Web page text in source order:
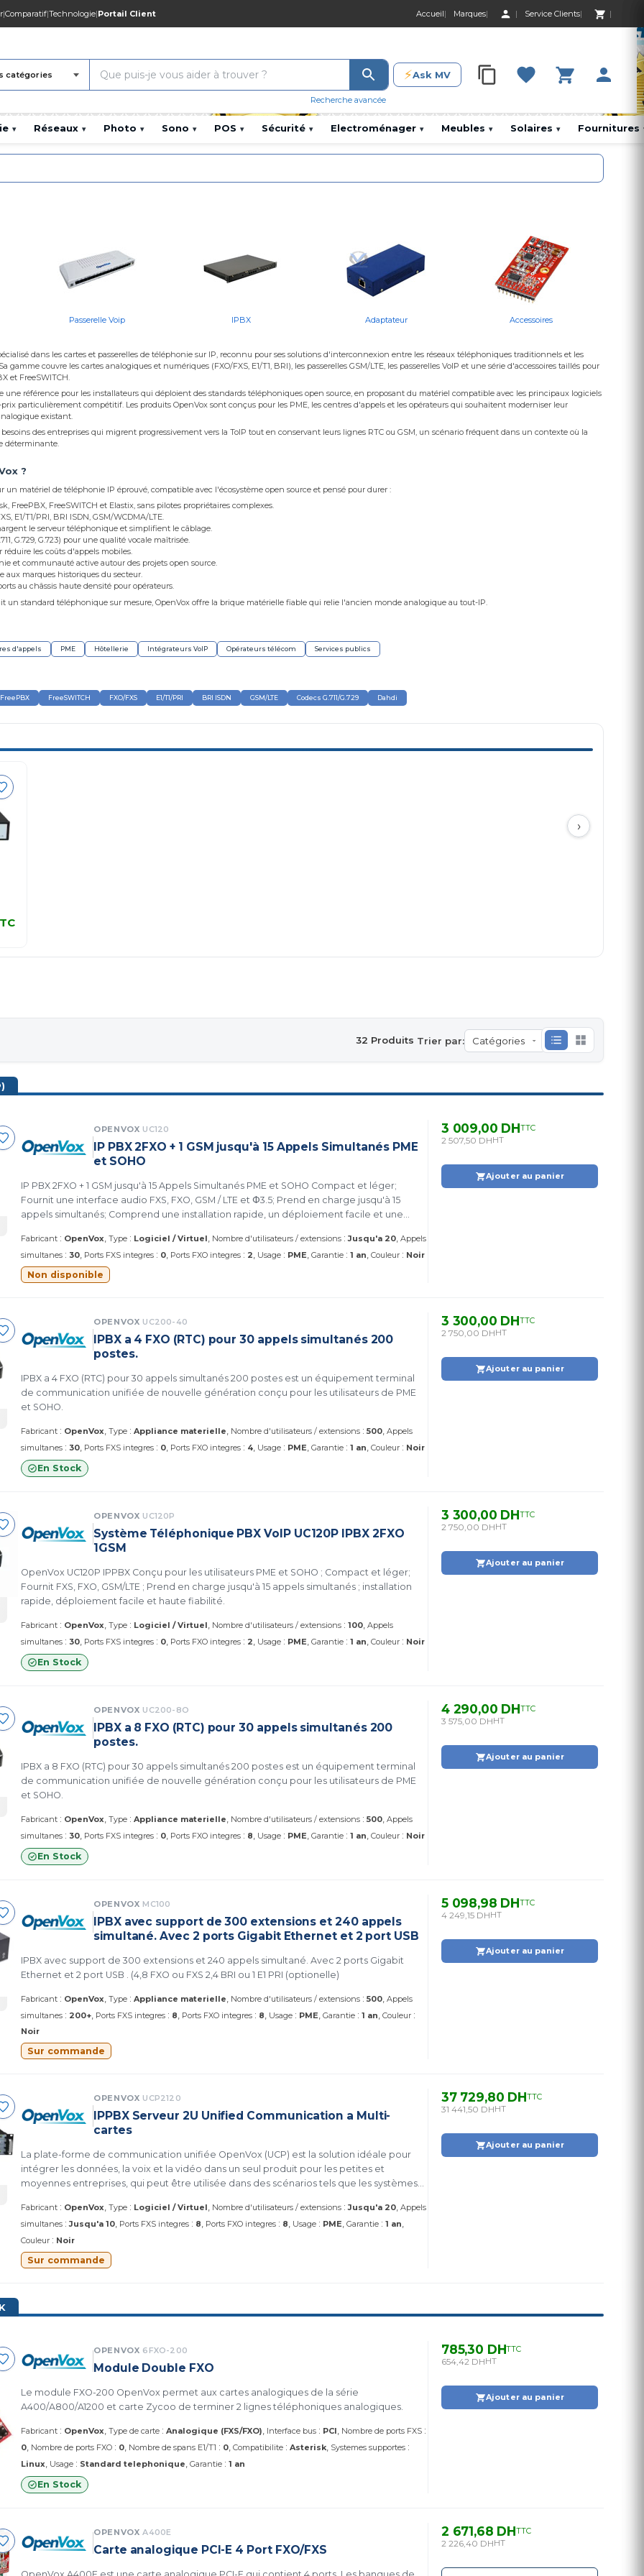
|Comparatif|Technologie|Portail Client Accueil Marques Service Clients
0 Produit 0,00
catégories
Recherche avancée
⚡Ask MV 0 Produit 0,00 DH
▾ Réseaux ▾ Photo ▾ Sono ▾ POS ▾ Sécurité ▾ Electroménager ▾ Meubles ▾ Solaires ▾ Fournitures
Passerelle Voip IPBX Adaptateur Accessoires
dans les cartes et passerelles de téléphonie sur IP, reconnu pour ses solutions d'interconnexion entre les réseaux téléphoniques traditionnels et les
gamme couvre les cartes analogiques et numériques (FXO/FXS, E1/T1, BRI), les passerelles GSM/LTE, les passerelles VoIP et une série d'accessoires taillés pour
et FreeSWITCH.
une référence pour les installateurs qui déploient des standards téléphoniques open source, en proposant du matériel compatible avec les principaux logiciels
particulièrement compétitif. Les produits OpenVox sont conçus pour les PME, les centres d'appels et les opérateurs qui souhaitent moderniser leur
existant.
des entreprises qui migrent progressivement vers la ToIP tout en conservant leurs lignes RTC ou GSM, un scénario fréquent dans un contexte où la
déterminante.
?
un matériel de téléphonie IP éprouvé, compatible avec l'écosystème open source et pensé pour durer :
FreePBX, FreeSWITCH et Elastix, sans pilotes propriétaires complexes.
E1/T1/PRI, BRI ISDN, GSM/WCDMA/LTE.
le serveur téléphonique et simplifient le câblage.
G.729, G.723) pour une qualité vocale maîtrisée.
les coûts d'appels mobiles.
et communauté active autour des projets open source.
aux marques historiques du secteur.
au châssis haute densité pour opérateurs.
un standard téléphonique sur mesure, OpenVox offre la brique matérielle fiable qui relie l'ancien monde analogique au tout-IP.
d'appels PME Hôtellerie Intégrateurs VoIP Opérateurs télécom Services publics
FreePBX FreeSWITCH FXO/FXS E1/T1/PRI BRI ISDN GSM/LTE Codecs G.711/G.729 Dahdi
›
Trier par:
32 Produits
OPENVOX UC120
IP PBX 2FXO + 1 GSM jusqu'à 15 Appels Simultanés PME
et SOHO
IP PBX 2FXO + 1 GSM jusqu'à 15 Appels Simultanés PME et SOHO Compact et léger;
Fournit une interface audio FXS, FXO, GSM / LTE et Φ3.5; Prend en charge jusqu'à 15
appels simultanés; Comprend une installation rapide, un déploiement facile et une
Fabricant : OpenVox Type : Logiciel / Virtuel Nombre d'utilisateurs / extensions :Jusqu'a 20 Appels
simultanes : 30 Ports FXS integres : 0 Ports FXO integres : 2 Usage : PME Garantie : 1 an Couleur : Noir
Non disponible
3 009,00 DHTTC
2 507,50 DHHT
Ajouter au panier
OPENVOX UC200-40
IPBX a 4 FXO (RTC) pour 30 appels simultanés 200
postes.
IPBX a 4 FXO (RTC) pour 30 appels simultanés 200 postes est un équipement terminal
de communication unifiée de nouvelle génération conçu pour les utilisateurs de PME
et SOHO.
Fabricant : OpenVox Type : Appliance materielle Nombre d'utilisateurs / extensions : 500 Appels
simultanes : 30 Ports FXS integres : 0 Ports FXO integres : 4 Usage : PME Garantie : 1 an Couleur : Noir
En Stock
3 300,00 DHTTC
2 750,00 DHHT
Ajouter au panier
OPENVOX UC120P
Système Téléphonique PBX VoIP UC120P IPBX 2FXO
1GSM
OpenVox UC120P IPPBX Conçu pour les utilisateurs PME et SOHO ; Compact et léger;
Fournit FXS, FXO, GSM/LTE ; Prend en charge jusqu'à 15 appels simultanés ; installation
rapide, déploiement facile et haute fiabilité.
Fabricant : OpenVox Type : Logiciel / Virtuel Nombre d'utilisateurs / extensions : 100 Appels
simultanes : 30 Ports FXS integres : 0 Ports FXO integres : 2 Usage : PME Garantie : 1 an Couleur : Noir
En Stock
3 300,00 DHTTC
2 750,00 DHHT
Ajouter au panier
OPENVOX UC200-8O
IPBX a 8 FXO (RTC) pour 30 appels simultanés 200
postes.
IPBX a 8 FXO (RTC) pour 30 appels simultanés 200 postes est un équipement terminal
de communication unifiée de nouvelle génération conçu pour les utilisateurs de PME
et SOHO.
Fabricant : OpenVox Type : Appliance materielle Nombre d'utilisateurs / extensions : 500 Appels
simultanes : 30 Ports FXS integres : 0 Ports FXO integres : 8 Usage : PME Garantie : 1 an Couleur : Noir
En Stock
4 290,00 DHTTC
3 575,00 DHHT
Ajouter au panier
OPENVOX MC100
IPBX avec support de 300 extensions et 240 appels
simultané. Avec 2 ports Gigabit Ethernet et 2 port USB
IPBX avec support de 300 extensions et 240 appels simultané. Avec 2 ports Gigabit
Ethernet et 2 port USB . (4,8 FXO ou FXS 2,4 BRI ou 1 E1 PRI (optionelle)
Fabricant : OpenVox Type : Appliance materielle Nombre d'utilisateurs / extensions : 500 Appels
simultanes : 200+ Ports FXS integres : 8 Ports FXO integres : 8 Usage : PME Garantie : 1 an Couleur :
Noir
Sur commande
5 098,98 DHTTC
4 249,15 DHHT
Ajouter au panier
OPENVOX UCP2120
IPPBX Serveur 2U Unified Communication a Multi-
cartes
La plate-forme de communication unifiée OpenVox (UCP) est la solution idéale pour
intégrer les données, la voix et la vidéo dans un seul produit pour les petites et
moyennes entreprises, qui peut être utilisée dans des scénarios tels que les systèmes
centre de répartition. les industries.
Fabricant : OpenVox Type : Logiciel / Virtuel Nombre d'utilisateurs / extensions :Jusqu'a 20 Appels
simultanes :Jusqu'a 10 Ports FXS integres : 8 Ports FXO integres : 8 Usage : PME Garantie : 1 an
Couleur : Noir
Sur commande
37 729,80 DHTTC
31 441,50 DHHT
Ajouter au panier
OPENVOX 6FXO-200
Module Double FXO
Le module FXO-200 OpenVox permet aux cartes analogiques de la série
A400/A800/A1200 et carte Zycoo de terminer 2 lignes téléphoniques analogiques.
Fabricant : OpenVox Type de carte : Analogique (FXS/FXO) Interface bus : PCI Nombre de ports FXS :
0 Nombre de ports FXO : 0 Nombre de spans E1/T1 : 0 Compatibilite : Asterisk Systemes supportes :
Linux Usage : Standard telephonique Garantie : 1 an
En Stock
785,30 DHTTC
654,42 DHHT
Ajouter au panier
OPENVOXA400E
Carte analogique PCI-E 4 Port FXO/FXS
2 671,68 DHTTC
2 226,40 DHHT